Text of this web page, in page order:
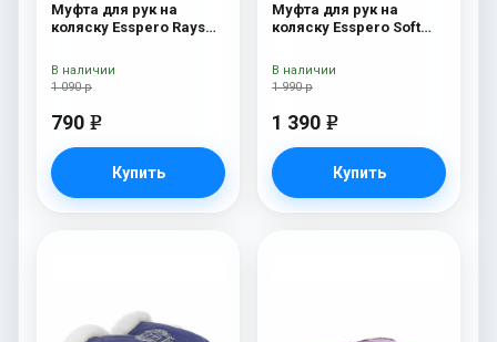
Муфта для рук на
коляску Esspero Rays
1 090 р
790 e
Купить
В наличии
Муфта для рук на
коляску Esspero Soft
1 990 р
1 390 e
Купить
В наличии